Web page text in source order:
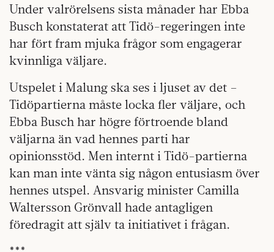
Under valrörelsens sista månader har Ebba
Busch konstaterat att Tidö-regeringen inte
har fört fram mjuka frågor som engagerar
kvinnliga väljare.
Utspelet i Malung ska ses i ljuset av det –
Tidöpartierna måste locka fler väljare, och
Ebba Busch har högre förtroende bland
väljarna än vad hennes parti har
opinionsstöd. Men internt i Tidö-partierna
kan man inte vänta sig någon entusiasm över
hennes utspel. Ansvarig minister Camilla
Waltersson Grönvall hade antagligen
föredragit att själv ta initiativet i frågan.